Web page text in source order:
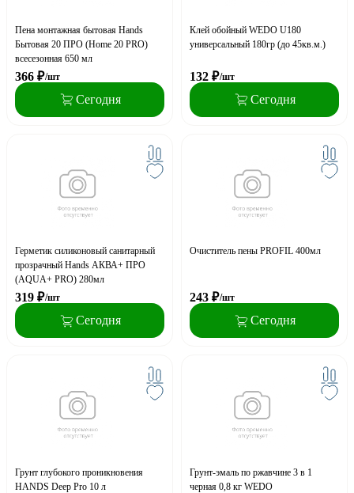
Пена монтажная бытовая Hands
Бытовая 20 ПРО (Home 20 PRO)
всесезонная 650 мл
366 ₽/шт
Сегодня
Клей обойный WEDO U180
универсальный 180гр (до 45кв.м.)
132 ₽/шт
Сегодня
Герметик силиконовый санитарный
прозрачный Hands АКВА+ ПРО
(AQUA+ PRO) 280мл
319 ₽/шт
Сегодня
Очиститель пены PROFIL 400мл
243 ₽/шт
Сегодня
Грунт глубокого проникновения
HANDS Deep Pro 10 л
Грунт-эмаль по ржавчине 3 в 1
черная 0,8 кг WEDO